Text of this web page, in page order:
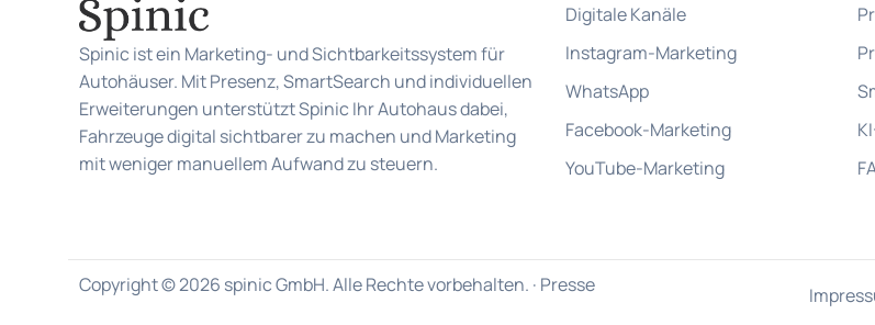
Spinic ist ein Marketing- und Sichtbarkeitssystem für
Autohäuser. Mit Presenz, SmartSearch und individuellen
Erweiterungen unterstützt Spinic Ihr Autohaus dabei,
Fahrzeuge digital sichtbarer zu machen und Marketing
mit weniger manuellem Aufwand zu steuern.
Digitale Kanäle
Instagram-Marketing
WhatsApp
Facebook-Marketing
YouTube-Marketing
Copyright © 2026 spinic GmbH. Alle Rechte vorbehalten. · Presse